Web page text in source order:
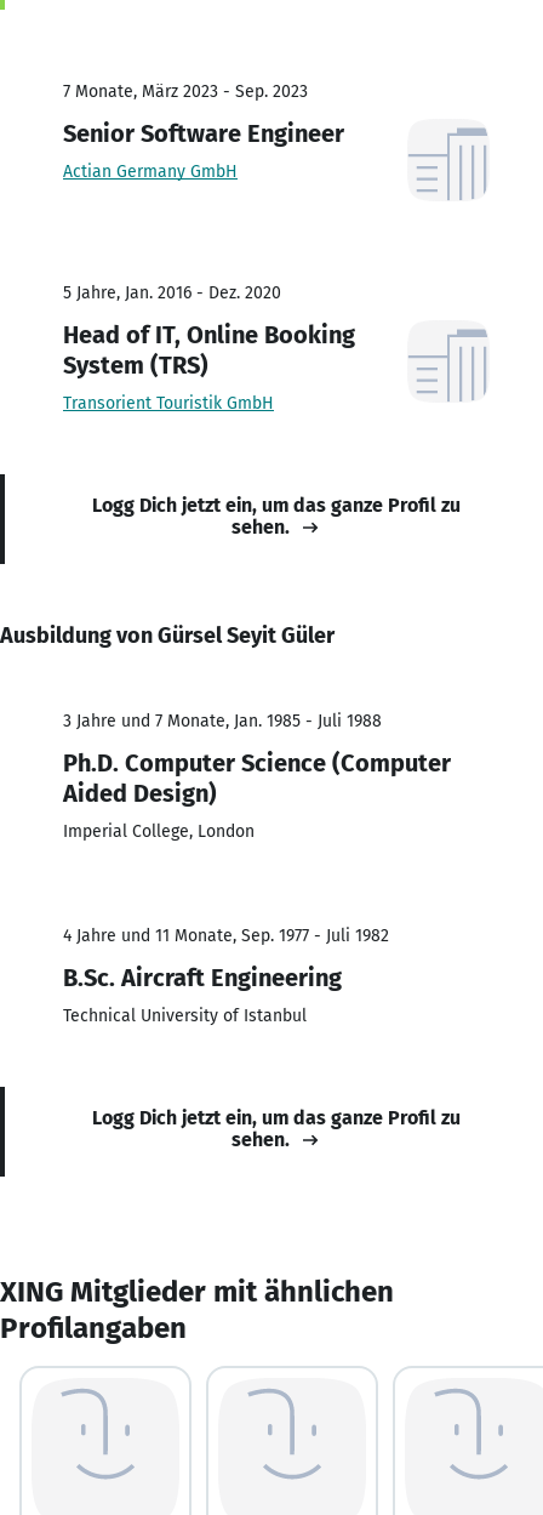
7 Monate, März 2023 - Sep. 2023
Senior Software Engineer
Actian Germany GmbH
5 Jahre, Jan. 2016 - Dez. 2020
Head of IT, Online Booking
System (TRS)
Transorient Touristik GmbH
Logg Dich jetzt ein, um das ganze Profil zu
sehen.
Ausbildung von Gürsel Seyit Güler
3 Jahre und 7 Monate, Jan. 1985 - Juli 1988
Ph.D. Computer Science (Computer
Aided Design)
Imperial College, London
4 Jahre und 11 Monate, Sep. 1977 - Juli 1982
B.Sc. Aircraft Engineering
Technical University of Istanbul
Logg Dich jetzt ein, um das ganze Profil zu
sehen.
XING Mitglieder mit ähnlichen
Profilangaben